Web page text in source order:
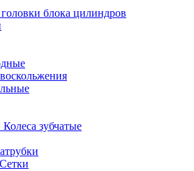
блока цилиндров
зубчатые